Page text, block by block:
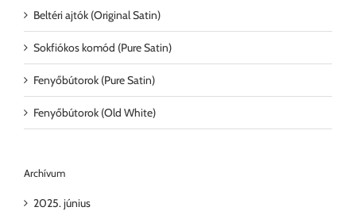
Beltéri ajtók (Original Satin)
Sokfiókos komód (Pure Satin)
Fenyőbútorok (Pure Satin)
Fenyőbútorok (Old White)
Archívum
2025. június